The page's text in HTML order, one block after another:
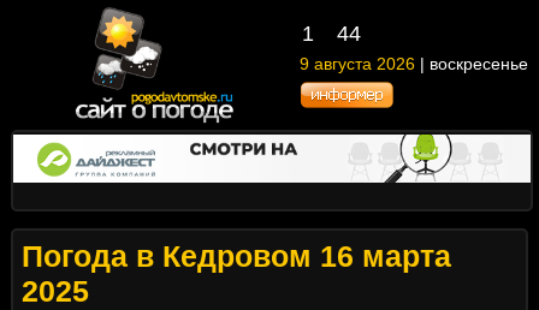
1 44
9 августа 2026 | воскресенье
Погода в Кедровом 16 марта
2025